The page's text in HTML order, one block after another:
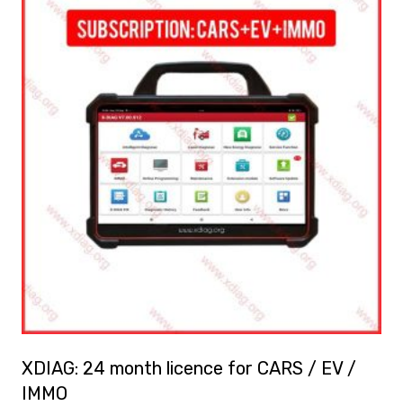
XDIAG: 24 month licence for CARS / EV /
IMMO